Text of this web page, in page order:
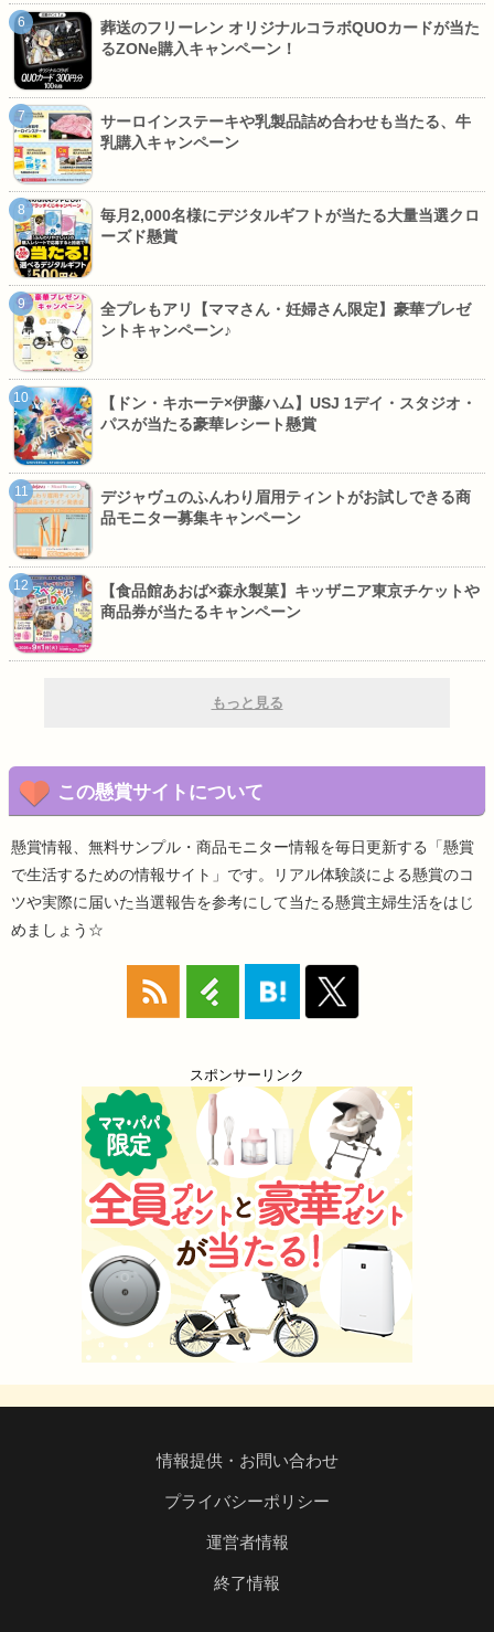
葬送のフリーレン オリジナルコラボQUOカードが当た
るZONe購入キャンペーン！
サーロインステーキや乳製品詰め合わせも当たる、牛
乳購入キャンペーン
毎月2,000名様にデジタルギフトが当たる大量当選クロ
ーズド懸賞
全プレもアリ【ママさん・妊婦さん限定】豪華プレゼ
ントキャンペーン♪
【ドン・キホーテ×伊藤ハム】USJ 1デイ・スタジオ・
パスが当たる豪華レシート懸賞
デジャヴュのふんわり眉用ティントがお試しできる商
品モニター募集キャンペーン
【食品館あおば×森永製菓】キッザニア東京チケットや
商品券が当たるキャンペーン
もっと見る
この懸賞サイトについて
懸賞情報、無料サンプル・商品モニター情報を毎日更新する「懸賞
で生活するための情報サイト」です。リアル体験談による懸賞のコ
ツや実際に届いた当選報告を参考にして当たる懸賞主婦生活をはじ
めましょう☆
スポンサーリンク
情報提供・お問い合わせ
プライバシーポリシー
運営者情報
終了情報